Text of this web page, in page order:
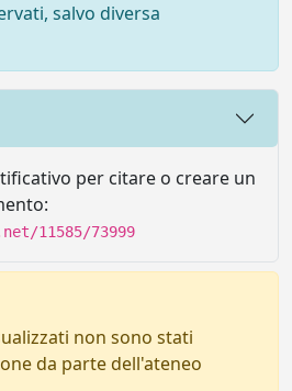
salvo diversa
per citare o creare un
11585/73999
non sono stati
da parte dell'ateneo